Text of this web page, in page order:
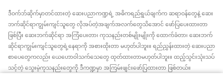
ဒီဝက်ဘ်ဆိုက်မှာတင်ထားတဲ့ ဆေးပညာကဏ္ဍရဲ့ အဓိကရည်ရွယ်ချက်က ဆရာဝန်တွေနဲ့ ဆေး
ဘက်ဆိုင်ရာကျွမ်းကျင်သူတွေ လိုအပ်တဲ့အချက်အလက်တွေသိအောင် ဖော်ပြပေးထားတာ
ဖြစ်ပြီး ဆေးဘက်ဆိုင်ရာ အကြံပေးတာ၊ ကုသနည်းတစ်မျိုးမျိုးကို ထောက်ခံတာ၊ ဆေးဘက်
ဆိုင်ရာကျွမ်းကျင်သူတွေရဲ့နေရာကို အစားထိုးတာ မဟုတ်ပါဘူး။ ရည်ညွှန်းထားတဲ့ ဆေးပညာ
စာပေတွေကလည်း ယေဟောဝါသက်သေတွေ ထုတ်ထားတာမဟုတ်ပါဘူး။ ထည့်သွင်းသုံးသပ်
သင့်တဲ့ သွေးမဲ့ကုသနည်းတွေကို ဒီကဏ္ဍမှာ အကြမ်းဖျင်းဖော်ပြထားတာ ဖြစ်တယ်။